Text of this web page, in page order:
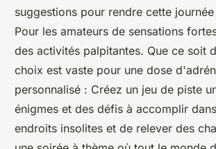
suggestions pour rendre cette
Pour les amateurs de sensations
des activités palpitantes. Que ce soit
choix est vaste pour une dose
personnalisé : Créez un jeu de piste
énigmes et des défis à accomplir
endroits insolites et de relever des